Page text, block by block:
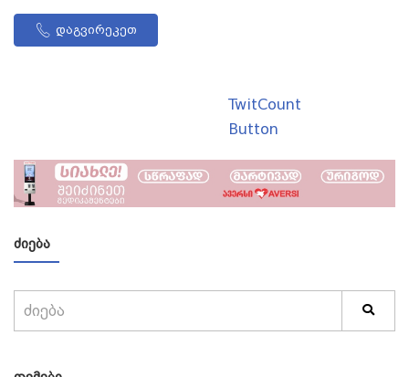
დაგვირეკეთ
TwitCount
Button
ᲫᲘᲔᲑᲐ